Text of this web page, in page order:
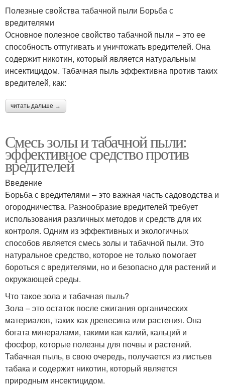
Полезные свойства табачной пыли Борьба с
вредителями
Основное полезное свойство табачной пыли – это ее
способность отпугивать и уничтожать вредителей. Она
содержит никотин, который является натуральным
инсектицидом. Табачная пыль эффективна против таких
вредителей, как:
читать дальше →
Смесь золы и табачной пыли:
эффективное средство против
вредителей
Введение
Борьба с вредителями – это важная часть садоводства и
огородничества. Разнообразие вредителей требует
использования различных методов и средств для их
контроля. Одним из эффективных и экологичных
способов является смесь золы и табачной пыли. Это
натуральное средство, которое не только помогает
бороться с вредителями, но и безопасно для растений и
окружающей среды.
Что такое зола и табачная пыль?
Зола – это остаток после сжигания органических
материалов, таких как древесина или растения. Она
богата минералами, такими как калий, кальций и
фосфор, которые полезны для почвы и растений.
Табачная пыль, в свою очередь, получается из листьев
табака и содержит никотин, который является
природным инсектицидом.